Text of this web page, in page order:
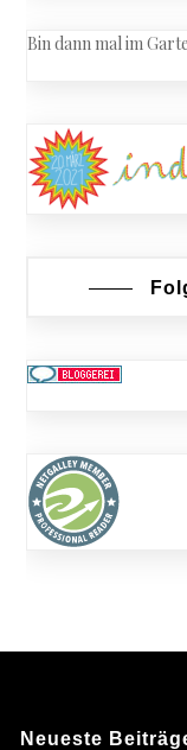
Bin dann mal im
Neueste